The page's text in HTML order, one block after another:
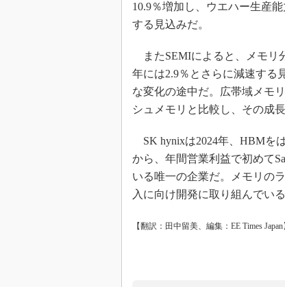
10.9％増加し、ウエハー生産
する見込みだ。
またSEMIによると、メモリ
年には2.9％とさらに減速する
な変化の途中だ。広帯域メモ
シュメモリと比較し、その成
SK hynixは2024年、HBMを
から、年間営業利益で初めて
いる唯一の企業だ。メモリの
入に向け開発に取り組んでいる
【翻訳：田中留美、編集：EE Times Japan